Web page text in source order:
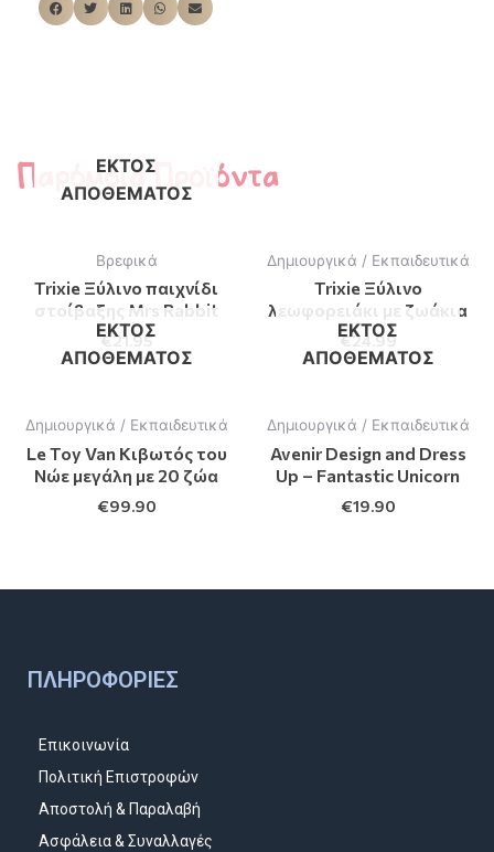
Παρόμοια Προϊόντα
ΕΚΤΌΣ
ΑΠΟΘΈΜΑΤΟΣ
Βρεφικά
Trixie Ξύλινο παιχνίδι
στοίβαξης Mrs Rabbit
€21.95
Δημιουργικά / Εκπαιδευτικά
Trixie Ξύλινο
λεωφορειάκι με ζωάκια
€24.99
ΕΚΤΌΣ
ΑΠΟΘΈΜΑΤΟΣ
Δημιουργικά / Εκπαιδευτικά
Le Toy Van Κιβωτός του
Νώε μεγάλη με 20 ζώα
€99.90
ΕΚΤΌΣ
ΑΠΟΘΈΜΑΤΟΣ
Δημιουργικά / Εκπαιδευτικά
Avenir Design and Dress
Up – Fantastic Unicorn
€19.90
ΠΛΗΡΟΦΟΡΊΕΣ
Επικοινωνία
Πολιτική Επιστροφών
Αποστολή & Παραλαβή
Ασφάλεια & Συναλλαγές